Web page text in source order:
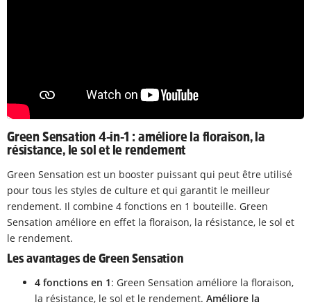
Green Sensation 4-in-1 : améliore la floraison, la
résistance, le sol et le rendement
Green Sensation est un booster puissant qui peut être utilisé
pour tous les styles de culture et qui garantit le meilleur
rendement. Il combine 4 fonctions en 1 bouteille. Green
Sensation améliore en effet la floraison, la résistance, le sol et
le rendement.
Les avantages de Green Sensation
4 fonctions en 1: Green Sensation améliore la floraison,
la résistance, le sol et le rendement. Améliore la